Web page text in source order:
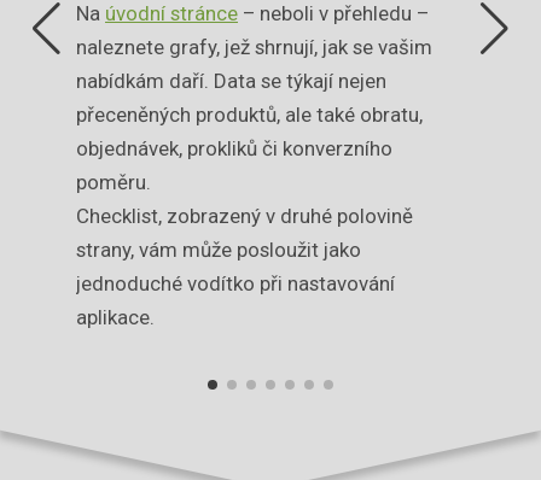
Na úvodní stránce – neboli v přehledu –
naleznete grafy, jež shrnují, jak se vašim
nabídkám daří. Data se týkají nejen
přeceněných produktů, ale také obratu,
objednávek, prokliků či konverzního
poměru.
Checklist, zobrazený v druhé polovině
strany, vám může posloužit jako
jednoduché vodítko při nastavování
aplikace.
Pro
pouze